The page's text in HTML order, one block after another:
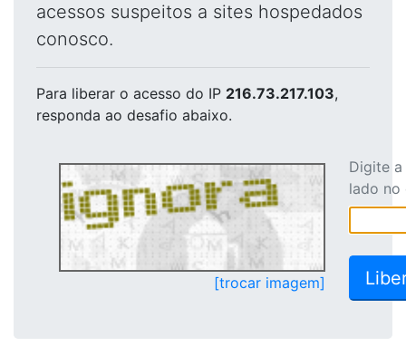
acessos suspeitos a sites hospedados
conosco.
Para liberar o acesso do IP 216.73.217.103,
responda ao desafio abaixo.
[trocar imagem]
Digite
lado no